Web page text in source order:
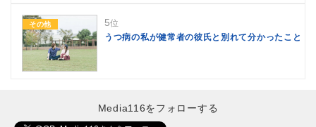
その他 5位
うつ病の私が健常者の彼氏と別れて分かったこと
Media116をフォローする